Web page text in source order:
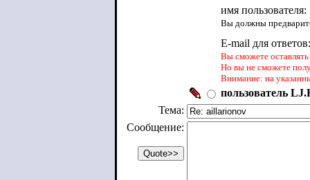
имя пользователя:
Вы должны
E-mail для
Вы сможете
Но вы не сможете
Внимание: на
пользователь
Тема:
Сообщение: